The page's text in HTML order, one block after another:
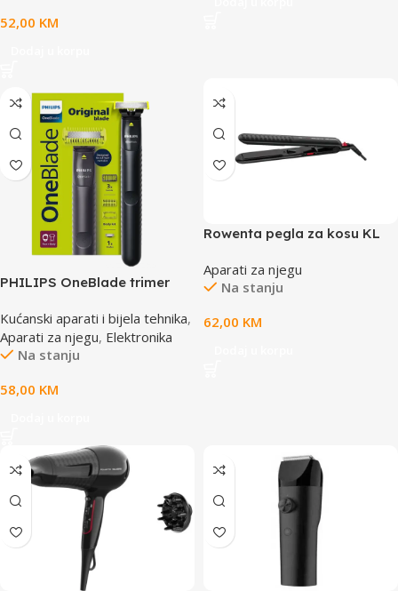
52,00 KM
PHILIPS OneBlade trimer
Kućanski aparati i bijela tehnika,
Aparati za njegu, Elektronika
Na stanju
58,00 KM
Rowenta pegla za kosu KL
Aparati za njegu
Na stanju
62,00 KM